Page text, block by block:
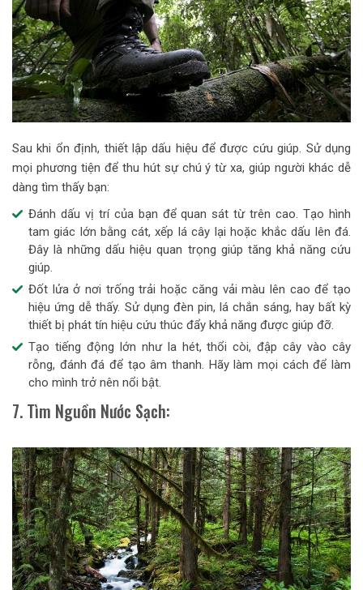
Sau khi ổn định, thiết lập dấu hiệu để được cứu giúp. Sử dụng
mọi phương tiện để thu hút sự chú ý từ xa, giúp người khác dễ
dàng tìm thấy bạn:
Đánh dấu vị trí của bạn để quan sát từ trên cao. Tạo hình
tam giác lớn bằng cát, xếp lá cây lại hoặc khắc dấu lên đá.
Đây là những dấu hiệu quan trọng giúp tăng khả năng cứu
giúp.
Đốt lửa ở nơi trống trải hoặc căng vải màu lên cao để tạo
hiệu ứng dễ thấy. Sử dụng đèn pin, lá chắn sáng, hay bất kỳ
thiết bị phát tín hiệu cứu thúc đẩy khả năng được giúp đỡ.
Tạo tiếng động lớn như la hét, thổi còi, đập cây vào cây
rỗng, đánh đá để tạo âm thanh. Hãy làm mọi cách để làm
cho mình trở nên nổi bật.
7. Tìm Nguồn Nước Sạch: